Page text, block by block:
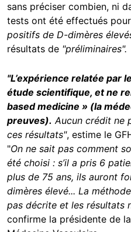
sans préciser combien, ni
tests ont été effectués
positifs de D-dimères
résultats de "préliminaires".
"L’expérience relatée par
étude scientifique, et ne
based medicine » (la
preuves). Aucun crédit ne
ces résultats", estime le
"On ne sait pas comment
été choisi : s’il a pris 6
plus de 75 ans, ils auront
dimères élevé... La
pas décrite et les résultats
confirme la présidente de